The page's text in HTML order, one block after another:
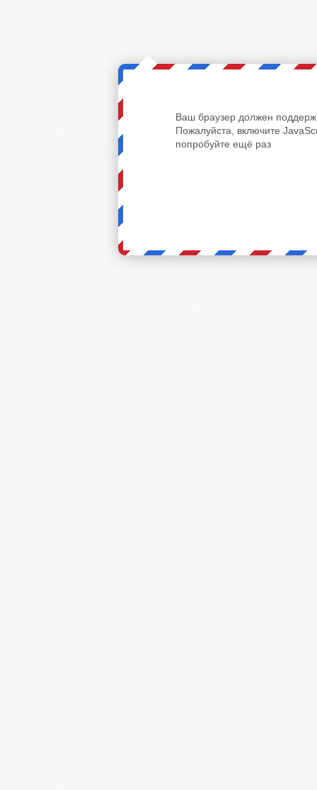
Ваш браузер должен
Пожалуйста, включите
попробуйте ещё раз